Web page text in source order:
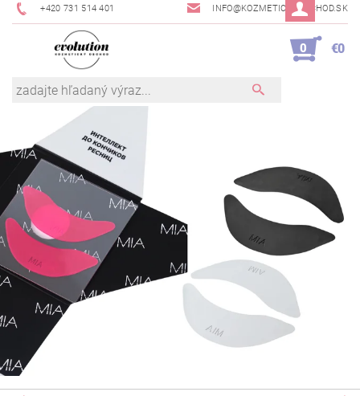
+420 731 514 401 INFO@KOZMETICKYOBCHOD.SK
0 €0